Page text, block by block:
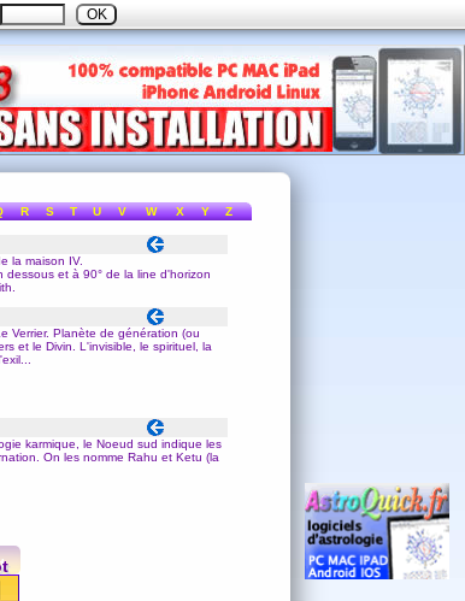
R S T U V W X Y Z
la maison IV.
dessous et à 90° de la line d'horizon
Verrier. Planète de génération (ou
et le Divin. L'invisible, le spirituel, la
karmique, le Noeud sud indique les
On les nomme Rahu et Ketu (la